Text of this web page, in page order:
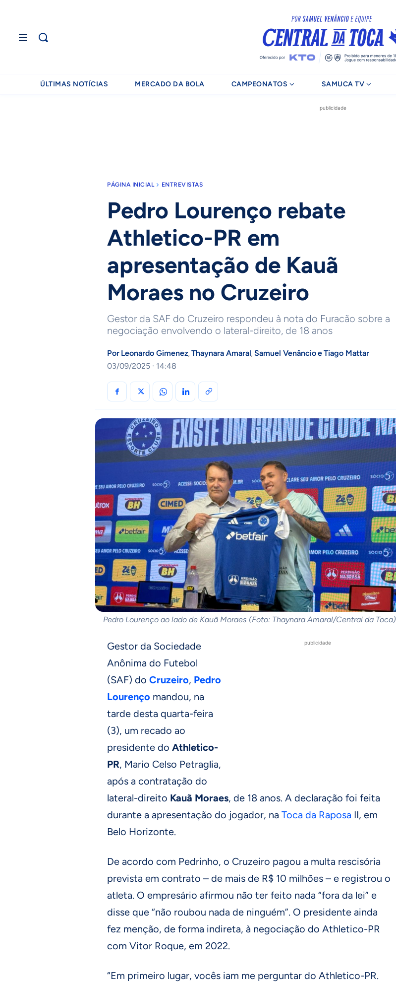
ÚLTIMAS NOTÍCIAS MERCADO DA BOLA CAMPEONATOS SAMUCA TV
publicidade
PÁGINA INICIAL ENTREVISTAS
Pedro Lourenço rebate
Athletico-PR em
apresentação de Kauã
Moraes no Cruzeiro
Gestor da SAF do Cruzeiro respondeu à nota do Furacão sobre a
negociação envolvendo o lateral-direito, de 18 anos
Por Leonardo Gimenez Thaynara Amaral Samuel VenâncioeTiago Mattar
03/09/2025 · 14:48
Pedro Lourenço ao lado de Kauã Moraes (Foto: Thaynara Amaral/Central da Toca)
publicidade
Gestor da Sociedade
Anônima do Futebol
(SAF) do Cruzeiro, Pedro
Lourenço mandou, na
tarde desta quarta-feira
(3), um recado ao
presidente do Athletico-
PR, Mario Celso Petraglia,
após a contratação do
lateral-direito Kauã Moraes, de 18 anos. A declaração foi feita
durante a apresentação do jogador, na Toca da Raposa II, em
Belo Horizonte.
De acordo com Pedrinho, o Cruzeiro pagou a multa rescisória
prevista em contrato – de mais de R$ 10 milhões – e registrou o
atleta. O empresário afirmou não ter feito nada “fora da lei” e
disse que “não roubou nada de ninguém”. O presidente ainda
fez menção, de forma indireta, à negociação do Athletico-PR
com Vitor Roque, em 2022.
“Em primeiro lugar, vocês iam me perguntar do Athletico-PR.